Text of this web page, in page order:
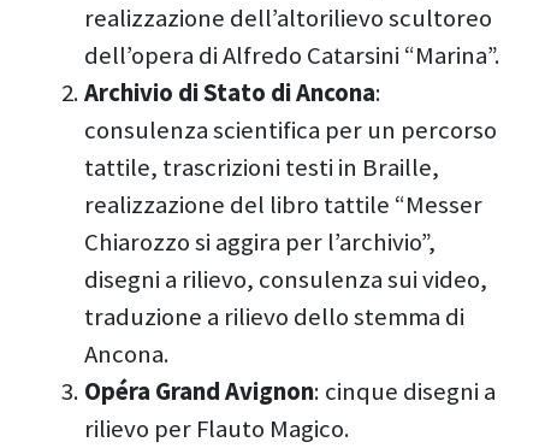
realizzazione dell’altorilievo scultoreo
dell’opera di Alfredo Catarsini “Marina”.
Archivio di Stato di Ancona:
consulenza scientifica per un percorso
tattile, trascrizioni testi in Braille,
realizzazione del libro tattile “Messer
Chiarozzo si aggira per l’archivio”,
disegni a rilievo, consulenza sui video,
traduzione a rilievo dello stemma di
Ancona.
Opéra Grand Avignon: cinque disegni a
rilievo per Flauto Magico.